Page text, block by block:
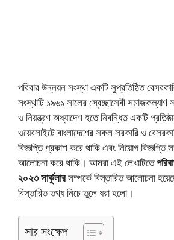
পরিবার উন্নয়ন সংস্থা একটি সুপ্রতিষ্ঠিত
সংস্থাটি ১৯৬১ সালের স্বেচ্ছাসেবী সমাজকল্যাণ
ও নিয়ন্ত্রণ অধ্যাদেশ হতে নিবন্ধিত একটি
ওয়েবসাইটে বাংলাদেশের সকল সরকারি ও
বিজ্ঞপ্তি প্রকাশ করে থাকি এবং নিয়োগ বিজ্ঞপ্তি
আলোচনা করে থাকি। আমরা এই লেখাটিতে
২০২৩সার্কুলারসম্পর্কে বিস্তারিত আলোচনা
বিস্তারিত তথ্য নিচে তুলে ধরা হলো।
সার সংক্ষেপ